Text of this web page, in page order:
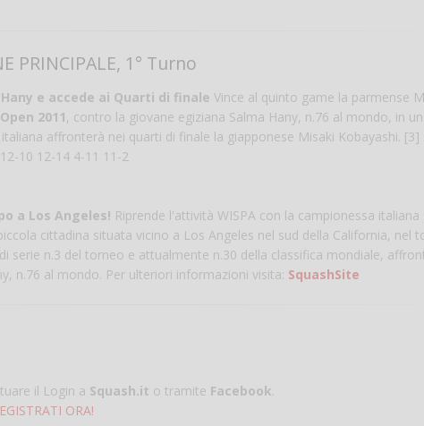
PRINCIPALE, 1° Turno
e accede ai Quarti di finale Vince al quinto game la parmense
2011, contro la giovane egiziana Salma Hany, n.76 al mondo, in
affronterà nei quarti di finale la giapponese Misaki Kobayashi. [3]
10 12-14 4-11 11-2
a Los Angeles! Riprende l'attività WISPA con la campionessa italiana
cittadina situata vicino a Los Angeles nel sud della California, nel
serie n.3 del torneo e attualmente n.30 della classifica mondiale,
n.76 al mondo. Per ulteriori informazioni visita: SquashSite
il Login a Squash.it o tramite Facebook.
ORA!